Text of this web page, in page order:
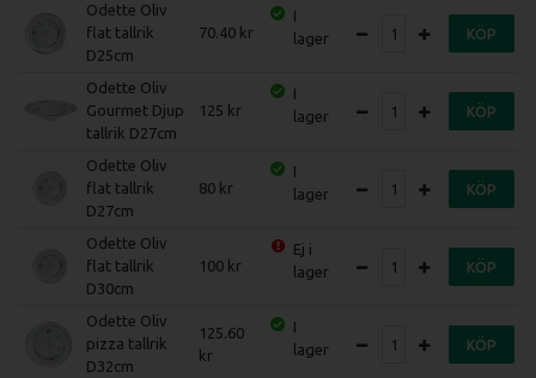
Odette Oliv
flat tallrik
D25cm
70.40
I
lager
KÖP
Odette Oliv
Gourmet Djup
tallrik D27cm
125
I
lager
KÖP
Odette Oliv
flat tallrik
D27cm
80
I
lager
KÖP
Odette Oliv
flat tallrik
D30cm
100
Ej i
lager
KÖP
Odette Oliv
pizza tallrik
D32cm
125.60
I
lager
KÖP